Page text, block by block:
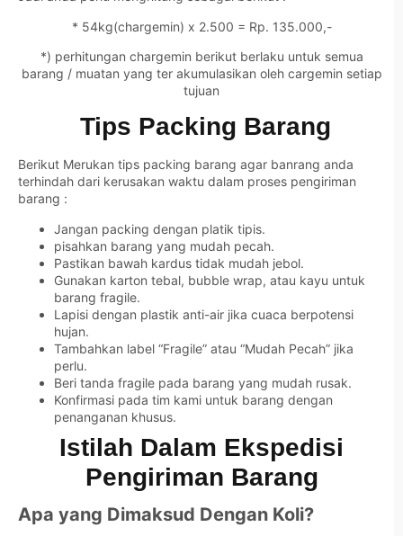
* 54kg(chargemin) x 2.500 = Rp. 135.000,-
*) perhitungan chargemin berikut berlaku untuk semua
barang / muatan yang ter akumulasikan oleh cargemin setiap
tujuan
Tips Packing Barang
Berikut Merukan tips packing barang agar banrang anda
terhindah dari kerusakan waktu dalam proses pengiriman
barang :
Jangan packing dengan platik tipis.
pisahkan barang yang mudah pecah.
Pastikan bawah kardus tidak mudah jebol.
Gunakan karton tebal, bubble wrap, atau kayu untuk
barang fragile.
Lapisi dengan plastik anti-air jika cuaca berpotensi
hujan.
Tambahkan label “Fragile” atau “Mudah Pecah” jika
perlu.
Beri tanda fragile pada barang yang mudah rusak.
Konfirmasi pada tim kami untuk barang dengan
penanganan khusus.
Istilah Dalam Ekspedisi
Pengiriman Barang
Apa yang Dimaksud Dengan Koli?